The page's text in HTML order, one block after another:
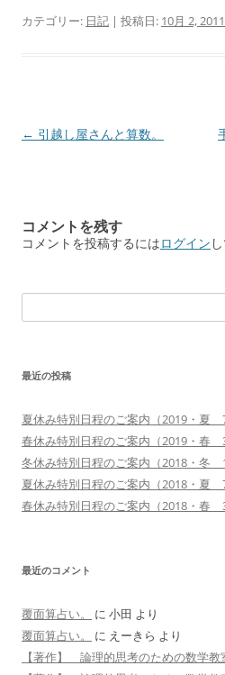
カテゴリー: 日記 | 投稿日: 10月 2, 2011
投
ゲ
← 引越し屋さんと算数。
コメントを残す
コメントを投稿するにはログイン
索:
最近の投稿
夏休み特別日程のご案内（2019・夏
春休み特別日程のご案内（2019・春
冬休み特別日程のご案内（2018・冬
夏休み特別日程のご案内（2018・夏
春休み特別日程のご案内（2018・春
最近のコメント
覆面算占い。 に 小田 より
覆面算占い。
に えーきら より
【著作】 論理的思考のための数学教